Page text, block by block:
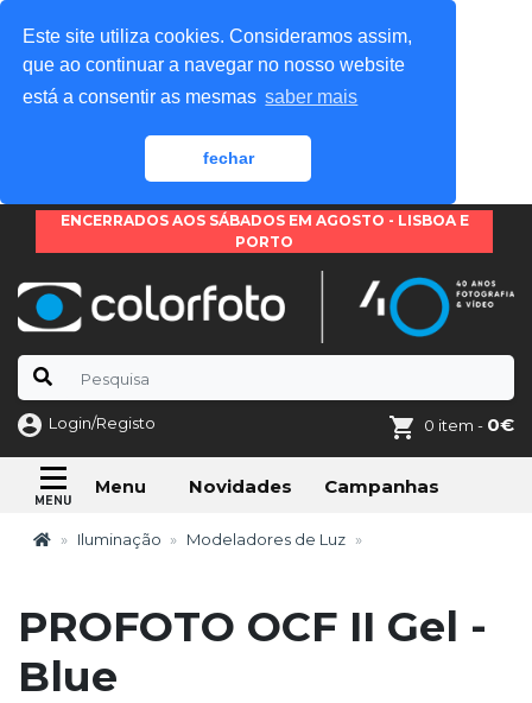
Este site utiliza cookies. Consideramos assim,
que ao continuar a navegar no nosso website
está a consentir as mesmas saber mais
fechar
ENCERRADOS AOS SÁBADOS EM AGOSTO - LISBOA E
PORTO
Login/Registo 0 item - 0€
Menu Novidades Campanhas
Iluminação Modeladores de Luz
PROFOTO OCF II Gel -
Blue